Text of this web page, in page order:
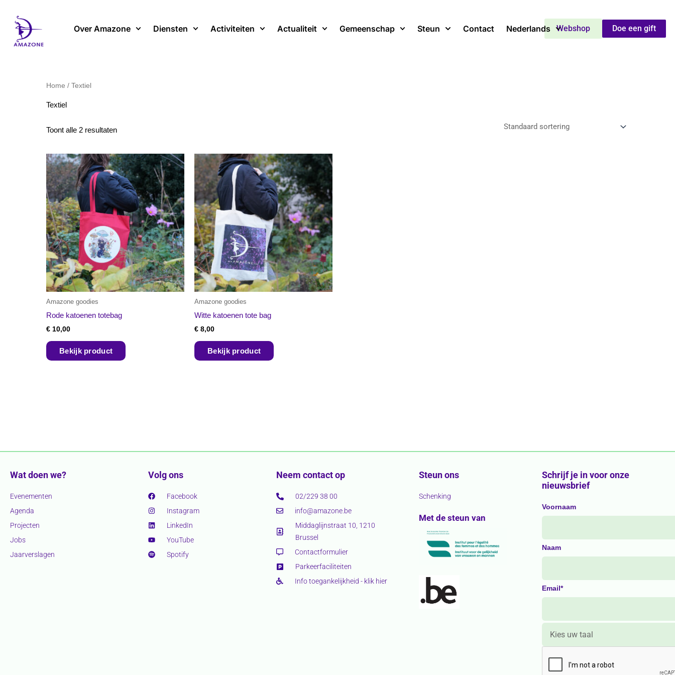
inhoud
Over Amazone Diensten Activiteiten Actualiteit Gemeenschap Steun Contact Nederlands Doe een gift
Webshop
Home / Textiel
Textiel
Toont alle 2 resultaten
Amazone goodies
Rode katoenen totebag
€ 10,00
Bekijk product
Amazone goodies
Witte katoenen tote bag
€ 8,00
Bekijk product
Wat doen we?
Evenementen
Agenda
Projecten
Jobs
Jaarverslagen
Volg ons
Facebook
Instagram
LinkedIn
YouTube
Spotify
Neem contact op
02/229 38 00
info@amazone.be
Middaglijnstraat 10, 1210
Brussel
Contactformulier
Parkeerfaciliteiten
Info toegankelijkheid - klik hier
Steun ons
Schenking
Met de steun van
Schrijf je in voor onze
nieuwsbrief
Voornaam
Naam
Email*